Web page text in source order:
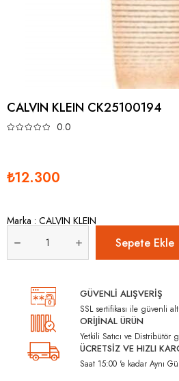
CALVIN KLEIN CK25100194
0.0
₺12.300
Marka : CALVIN KLEIN
GÜVENLİ ALIŞVERİŞ
SSL sertifikası ile güvenli alt
ORİJİNAL ÜRÜN
Yetkili Satıcı ve Distribütör
ÜCRETSİZ VE HIZLI
Saat 15:00 'e kadar Aynı